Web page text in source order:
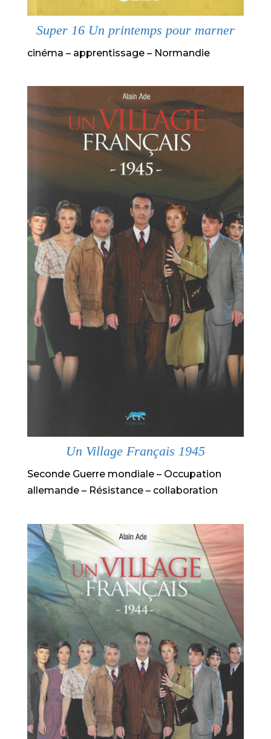
Super 16 Un printemps pour marner
cinéma – apprentissage – Normandie
Un Village Français 1945
Seconde Guerre mondiale – Occupation
allemande – Résistance – collaboration